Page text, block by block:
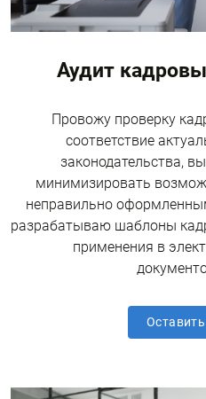
Аудит
Провожу проверку
соответствие
законодательства,
минимизировать
неправильно
разрабатываю шаблоны
применения в